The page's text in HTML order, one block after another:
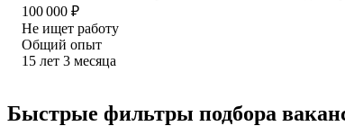
100 000 ₽
Не ищет работу
Общий опыт
15 лет 3 месяца
Быстрые фильтры подбора